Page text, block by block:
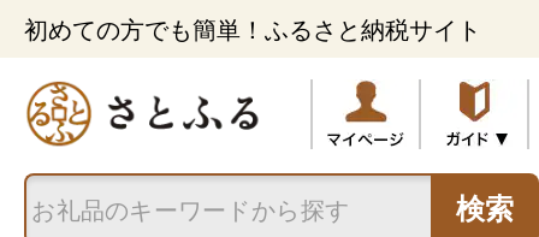
初めての方でも簡単！ふるさと納税サイト
検索